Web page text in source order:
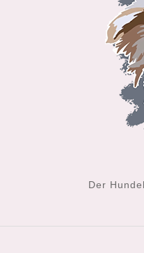
Der